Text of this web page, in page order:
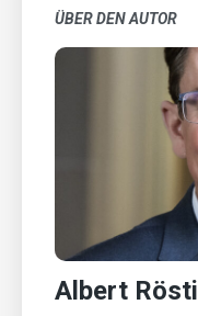
ÜBER DEN AUTOR
Albert Rösti